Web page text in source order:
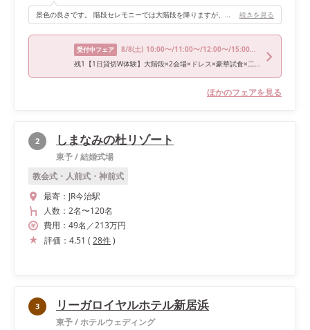
景色の良さです。 階段セレモニーでは大階段を降りますが、その景色がとても素敵。2つある披露宴会場からの景色も大自然が見渡せます！(ゲストハウス型なので、他の挙式に参列されている方と会うことがないのも魅力♩) 続きを見る
受付中フェア 8/8(土) 10:00〜/11:00〜/12:00〜/15:00〜/16:00〜
残1【1日貸切W体験】大階段×2会場×ドレス×豪華試食×二次会
ほかのフェアを見る
2
東予/結婚式場
しまなみの杜リゾート
教会式・人前式・神前式
最寄： JR今治駅
人数： 2名〜120名
費用： 49名 ／213万円
評価： 4.51 ( 28件)
3
東予/ホテルウェディング
リーガロイヤルホテル新居浜